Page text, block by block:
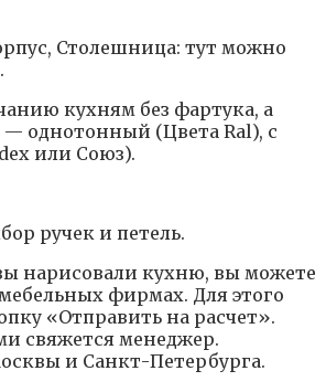
Столешница: тут можно
кухням без фартука, а
однотонный (Цвета Ral), с
или Союз).
ручек и петель.
нарисовали кухню, вы можете
фирмах. Для этого
«Отправить на расчет».
свяжется менеджер.
и Санкт-Петербурга.